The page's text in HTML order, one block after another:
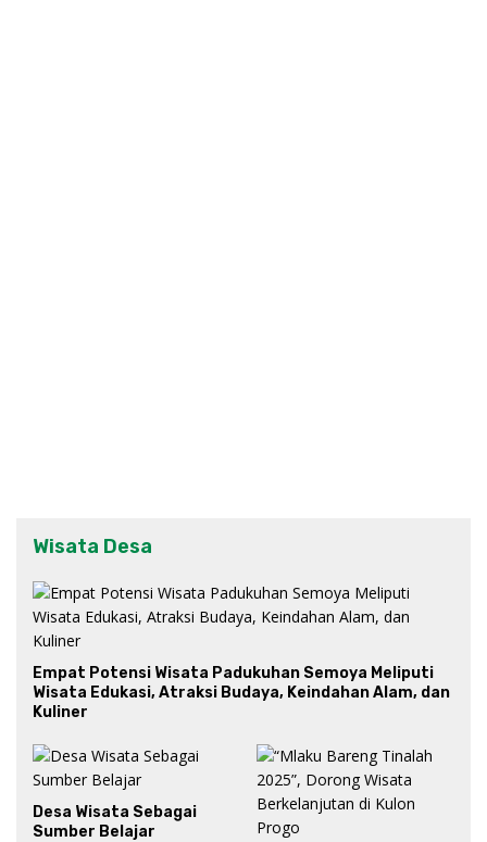
Wisata Desa
Empat Potensi Wisata Padukuhan Semoya Meliputi
Wisata Edukasi, Atraksi Budaya, Keindahan Alam, dan
Kuliner
Desa Wisata Sebagai
Sumber Belajar